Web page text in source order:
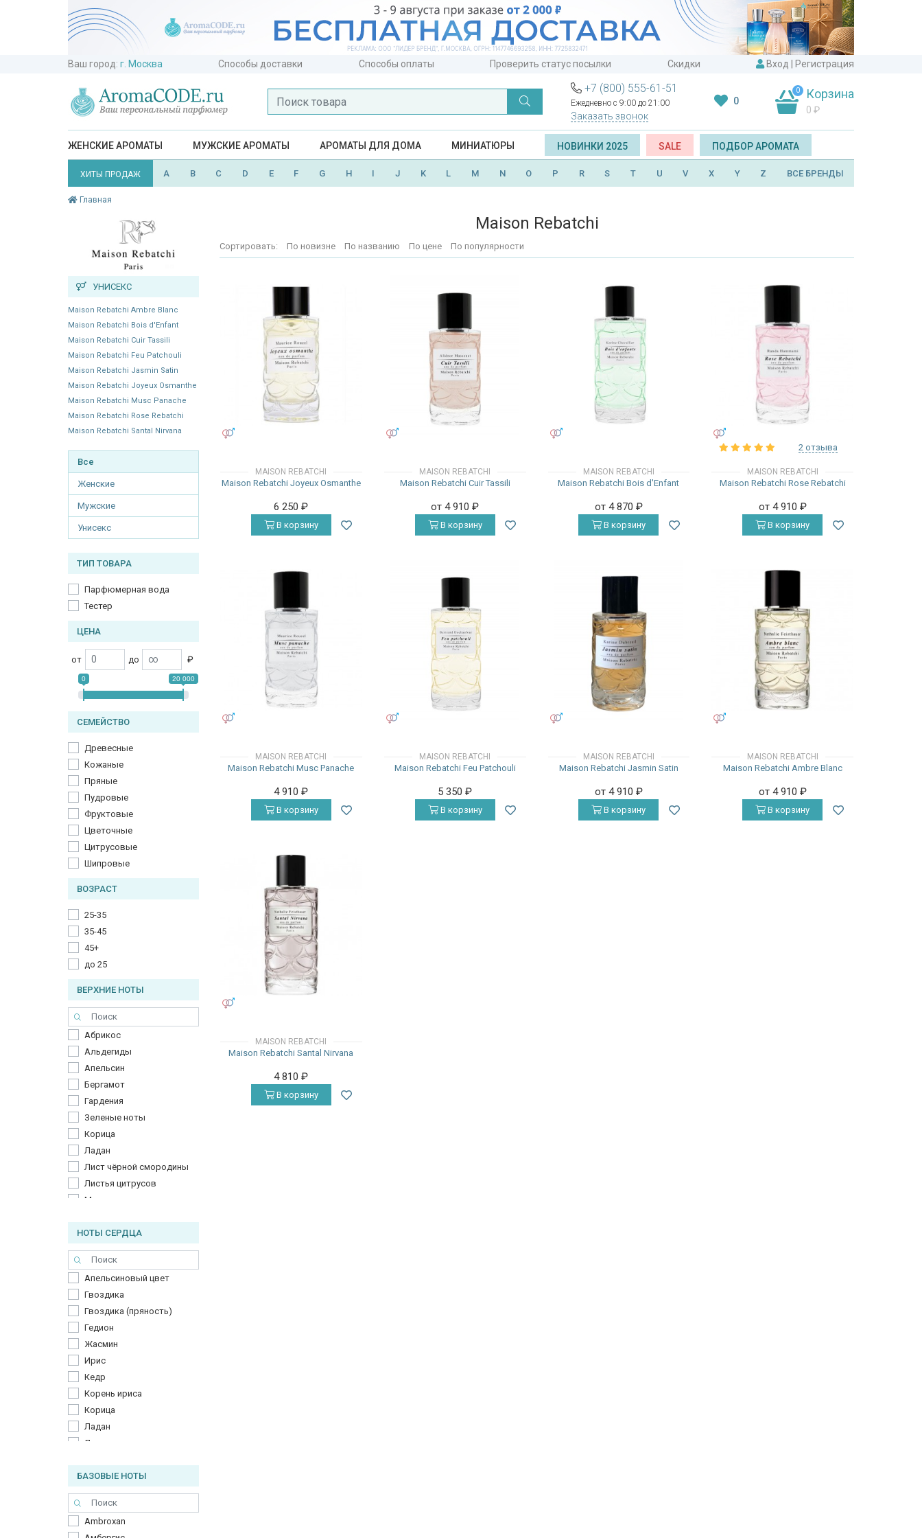
Ваш город: г. Москва Способы доставки Способы оплаты Проверить статус посылки Скидки Вход Регистрация
+7 (800) 555-61-51
Ежедневно с 9:00 до 21:00
Заказать звонок
0
0 Корзина
0 ₽
ЖЕНСКИЕ АРОМАТЫ МУЖСКИЕ АРОМАТЫ АРОМАТЫ ДЛЯ ДОМА МИНИАТЮРЫ НОВИНКИ 2025 SALE ПОДБОР АРОМАТА
ХИТЫ ПРОДАЖ A B C D E F G H I J K L M N O P R S T U V X Y Z ВСЕ БРЕНДЫ
Главная
УНИСЕКС
Maison Rebatchi Ambre Blanc
Maison Rebatchi Bois d'Enfant
Maison Rebatchi Cuir Tassili
Maison Rebatchi Feu Patchouli
Maison Rebatchi Jasmin Satin
Maison Rebatchi Joyeux Osmanthe
Maison Rebatchi Musc Panache
Maison Rebatchi Rose Rebatchi
Maison Rebatchi Santal Nirvana
Все
Женские
Мужские
Унисекс
ТИП ТОВАРА
Парфюмерная вода
Тестер
ЦЕНА
от до ₽
0 20 000
СЕМЕЙСТВО
Древесные
Кожаные
Пряные
Пудровые
Фруктовые
Цветочные
Цитрусовые
Шипровые
ВОЗРАСТ
25-35
35-45
45+
до 25
ВЕРХНИЕ НОТЫ
Абрикос
Альдегиды
Апельсин
Бергамот
Гардения
Зеленые ноты
Корица
Ладан
Лист чёрной смородины
Листья цитрусов
Малина
Нероли
Палисандр
Перец
Персик
Роза
Розмарин
Розовый перец
Семена моркови
Цитрон
Черный перец
Шафран
Яблоко
НОТЫ СЕРДЦА
Апельсиновый цвет
Гвоздика
Гвоздика (пряность)
Гедион
Жасмин
Ирис
Кедр
Корень ириса
Корица
Ладан
Лилия
Османтус
Персик
Полынь
Роза
БАЗОВЫЕ НОТЫ
Ambroxan
Maison Rebatchi
Сортировать: По новизне По названию По цене По популярности
MAISON REBATCHI
Maison Rebatchi Joyeux Osmanthe
6 250₽
В корзину
MAISON REBATCHI
Maison Rebatchi Cuir Tassili
от 4 910₽
В корзину
MAISON REBATCHI
Maison Rebatchi Bois d'Enfant
от 4 870 ₽
В корзину
2 отзыва
MAISON REBATCHI
Maison Rebatchi Rose Rebatchi
от 4 910 ₽
В корзину
MAISON REBATCHI
Maison Rebatchi Musc Panache
4 910₽
В корзину
MAISON REBATCHI
Maison Rebatchi Feu Patchouli
5 350₽
В корзину
MAISON REBATCHI
Maison Rebatchi Jasmin Satin
от 4 910 ₽
В корзину
MAISON REBATCHI
Maison Rebatchi Ambre Blanc
от 4 910 ₽
В корзину
MAISON REBATCHI
Maison Rebatchi Santal Nirvana
4 810₽
В корзину